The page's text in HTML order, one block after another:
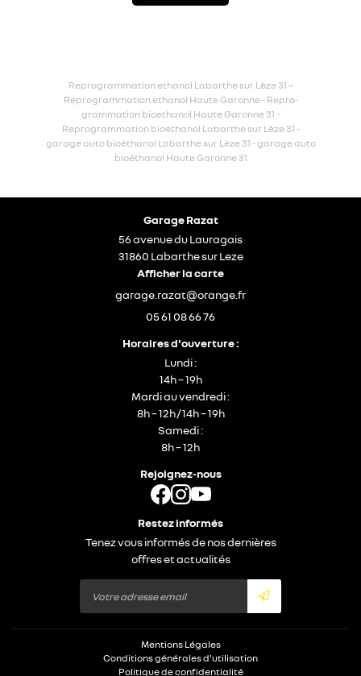
Reprogrammation ethanol Labarthe sur Lèze 31 –
Reprogrammation ethanol Haute Garonne - Repro-
grammation bioethanol Haute Garonne 31 -
Reprogrammation bioethanol Labarthe sur Lèze 31 -
garage auto bioéthanol Labarthe sur Lèze 31 - garage auto
bioéthanol Haute Garonne 31
Garage Razat
56 avenue du Lauragais
31860 Labarthe sur Leze
Afficher la carte
05 61 08 66 76
Horaires d'ouverture :
Lundi :
14h – 19h
Mardi au vendredi :
8h – 12h / 14h – 19h
Samedi :
8h – 12h
Rejoignez-nous
Restez informés
Tenez vous informés de nos dernières
offres et actualités
Mentions Légales
Conditions générales d'utilisation
Politique de confidentialité